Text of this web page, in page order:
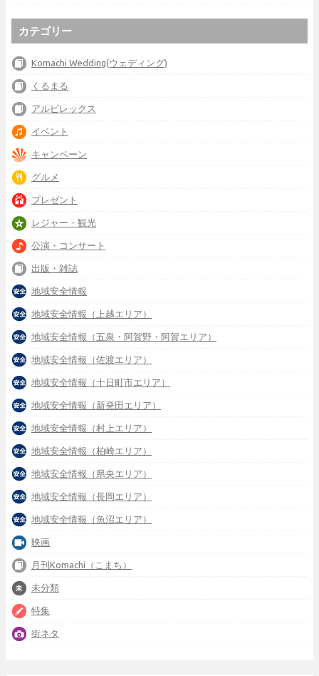
カテゴリー
Komachi Wedding(ウェディング)
くるまる
アルビレックス
イベント
キャンペーン
グルメ
プレゼント
レジャー・観光
公演・コンサート
出版・雑誌
地域安全情報
地域安全情報（上越エリア）
地域安全情報（五泉・阿賀野・阿賀エリア）
地域安全情報（佐渡エリア）
地域安全情報（十日町市エリア）
地域安全情報（新発田エリア）
地域安全情報（村上エリア）
地域安全情報（柏崎エリア）
地域安全情報（県央エリア）
地域安全情報（長岡エリア）
地域安全情報（魚沼エリア）
映画
月刊Komachi（こまち）
未分類
特集
街ネタ